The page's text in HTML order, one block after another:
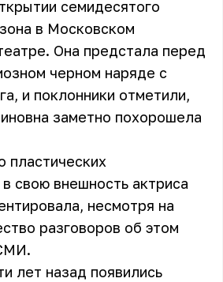
семидесятого
в Московском
Она предстала перед
черном наряде с
и поклонники отметили,
заметно похорошела
пластических
свою внешность актриса
несмотря на
разговоров об этом
лет назад появились